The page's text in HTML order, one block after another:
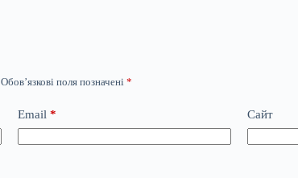
Обов’язкові поля позначені *
Email * Сайт